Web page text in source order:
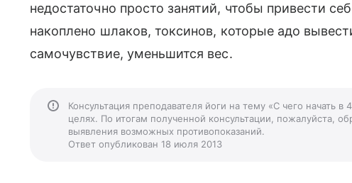
недостаточно просто занятий, чтобы привести
накоплено шлаков, токсинов, которые адо
самочувствие, уменьшится вес.
Консультация преподавателя йоги на тему «С чего начать
целях. По итогам полученной консультации, пожалуйста,
выявления возможных противопоказаний.
Ответ опубликован 18 июля 2013